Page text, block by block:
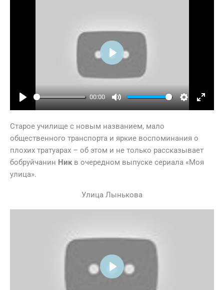
Play
00:00
Mute Settings
Play
Старое училище с новым названием, мало
общественного транспорта и яркие воспоминания о
плохих тратуарах – об этом и не только рассказывает
бобруйчанин Ник в очередном выпуске сериала «Моя
улица».
Улица Лынькова
Play